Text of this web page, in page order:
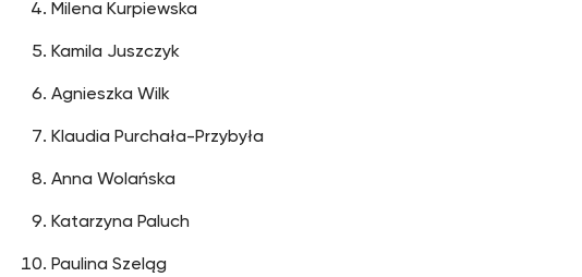
Milena Kurpiewska
Kamila Juszczyk
Agnieszka Wilk
Klaudia Purchała-Przybyła
Anna Wolańska
Katarzyna Paluch
Paulina Szeląg